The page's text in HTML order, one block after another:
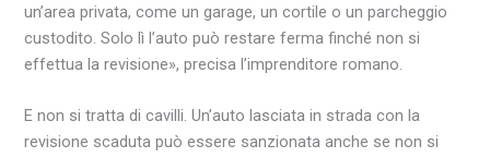
un’area privata, come un garage, un cortile o un parcheggio
custodito. Solo lì l’auto può restare ferma finché non si
effettua la revisione», precisa l’imprenditore romano.
E non si tratta di cavilli. Un’auto lasciata in strada con la
revisione scaduta può essere sanzionata anche se non si